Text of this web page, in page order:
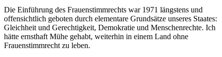
Die Einführung des Frauenstimmrechts war 1971 längstens und
offensichtlich geboten durch elementare Grundsätze unseres Staates:
Gleichheit und Gerechtigkeit, Demokratie und Menschenrechte. Ich
hätte ernsthaft Mühe gehabt, weiterhin in einem Land ohne
Frauenstimmrecht zu leben.